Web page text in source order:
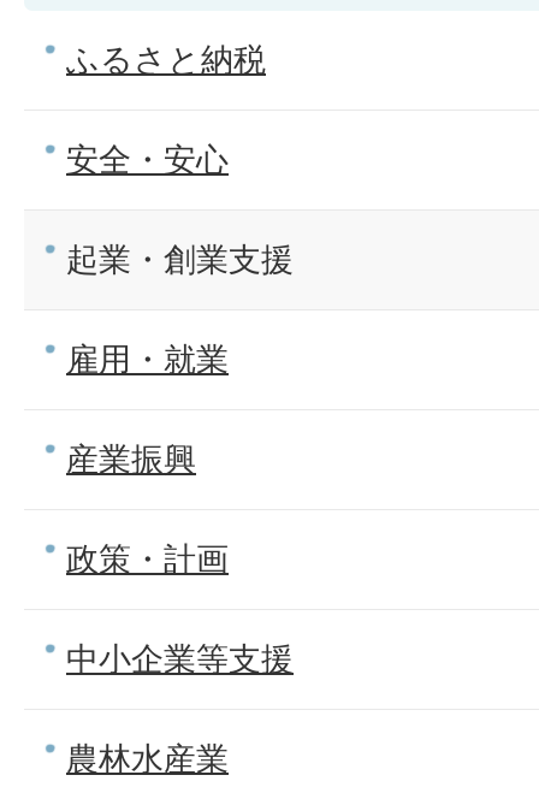
ふるさと納税
安全・安心
起業・創業支援
雇用・就業
産業振興
政策・計画
中小企業等支援
農林水産業